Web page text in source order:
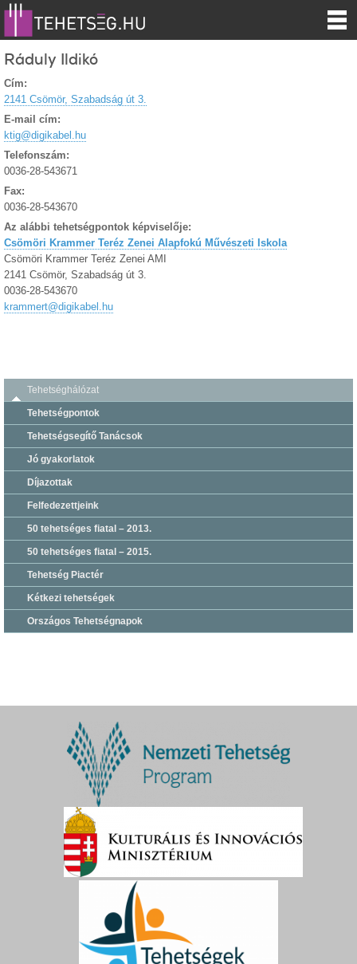
Ráduly Ildikó
Cím:
2141 Csömör, Szabadság út 3.
E-mail cím:
ktig@digikabel.hu
Telefonszám:
0036-28-543671
Fax:
0036-28-543670
Az alábbi tehetségpontok képviselője:
Csömöri Krammer Teréz Zenei Alapfokú Művészeti Iskola
Csömöri Krammer Teréz Zenei AMI
2141 Csömör, Szabadság út 3.
0036-28-543670
krammert@digikabel.hu
Tehetséghálózat
Tehetségpontok
Tehetségsegítő Tanácsok
Jó gyakorlatok
Díjazottak
Felfedezettjeink
50 tehetséges fiatal – 2013.
50 tehetséges fiatal – 2015.
Tehetség Piactér
Kétkezi tehetségek
Országos Tehetségnapok